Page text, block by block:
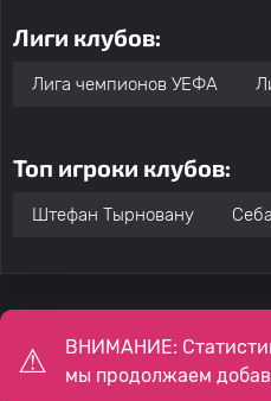
Лиги клубов:
Лига чемпионов УЕФА
Топ игроки клубов:
Штефан Тырновану
ВНИМАНИЕ:
мы продолжаем